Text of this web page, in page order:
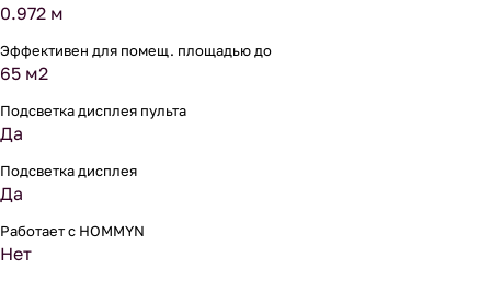
0.972 м
Эффективен для помещ. площадью до
65 м2
Подсветка дисплея пульта
Да
Подсветка дисплея
Да
Работает с HOMMYN
Нет